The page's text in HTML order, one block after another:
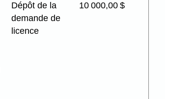
Dépôt de la
demande de
licence
10 000,00 $